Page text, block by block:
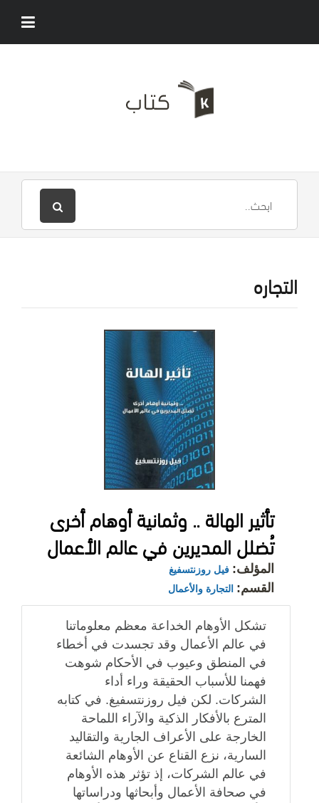
التجاره
تأثير الهالة .. وثمانية أوهام أخرى
تُضلل المديرين في عالم الأعمال
المؤلف: فيل روزنتسفيغ
القسم: التجارة والأعمال
تشكل الأوهام الخداعة معظم معلوماتنا
في عالم الأعمال وقد تجسدت في أخطاء
في المنطق وعيوب في الأحكام شوهت
فهمنا للأسباب الحقيقة وراء أداء
الشركات. لكن فيل روزنتسفيغ. في كتابه
المترع بالأفكار الذكية والآراء اللماحة
الخارجة على الأعراف الجارية والتقاليد
السارية، نزع القناع عن الأوهام الشائعة
في عالم الشركات، إذ تؤثر هذه الأوهام
في صحافة الأعمال وأبحاثها ودراساتها